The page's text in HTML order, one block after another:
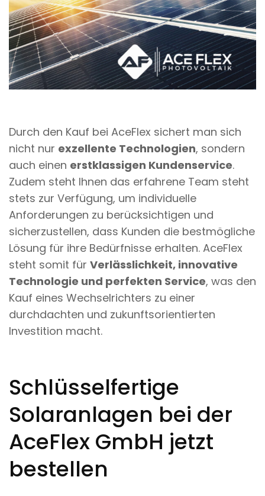
Durch den Kauf bei AceFlex sichert man sich
nicht nur exzellente Technologien, sondern
auch einen erstklassigen Kundenservice.
Zudem steht Ihnen das erfahrene Team steht
stets zur Verfügung, um individuelle
Anforderungen zu berücksichtigen und
sicherzustellen, dass Kunden die bestmögliche
Lösung für ihre Bedürfnisse erhalten. AceFlex
steht somit für Verlässlichkeit, innovative
Technologie und perfekten Service, was den
Kauf eines Wechselrichters zu einer
durchdachten und zukunftsorientierten
Investition macht.
Schlüsselfertige
Solaranlagen bei der
AceFlex GmbH jetzt
bestellen